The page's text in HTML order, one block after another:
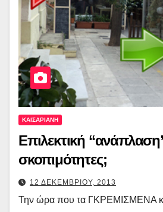
ΚΑΙΣΑΡΙΑΝΗ
Επιλεκτική
σκοπιμότητες;
12 ΔΕΚΕΜΒΡΙΟΥ, 2013
Την ώρα που τα ΓΚΡΕΜΙΣΜΕΝΑ